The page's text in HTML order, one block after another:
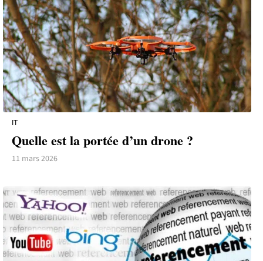
IT
Quelle est la portée d’un drone ?
11 mars 2026